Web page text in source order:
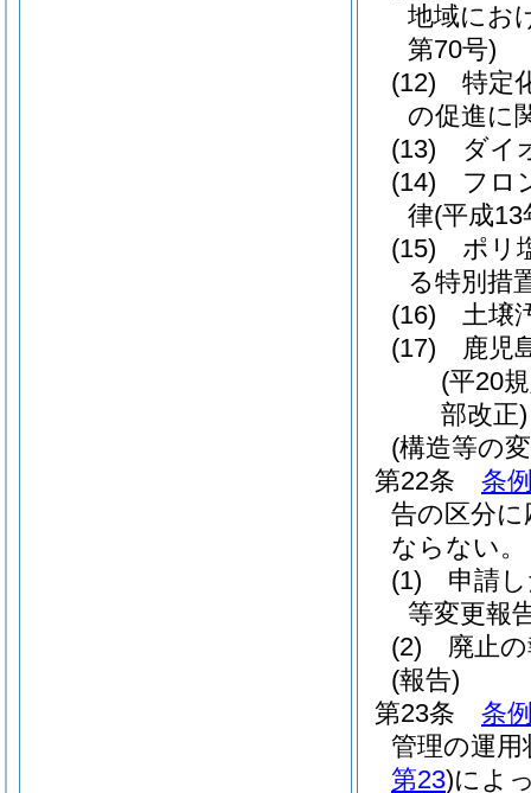
地域にお
第70号)
(12)
特定
の促進に
(13)
ダイ
(14)
フロ
律(平成13
(15)
ポリ
る特別措
(16)
土壌
(17)
鹿児
(平20
部改正)
(構造等の
第22条
条
告の区分に
ならない。
(1)
申請
等変更報
(2)
廃止
(報告)
第23条
条
管理の運用
第23)によ